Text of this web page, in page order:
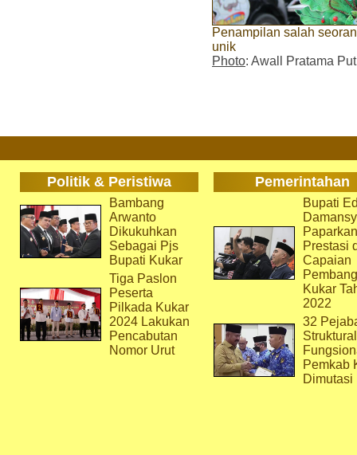
Penampilan salah
unik
Photo: Awall Pratama
Politik & Peristiwa Pemerintahan
Bambang
Arwanto
Dikukuhkan
Sebagai Pjs
Bupati Kukar
Tiga Paslon
Peserta
Pilkada Kukar
2024 Lakukan
Pencabutan
Nomor Urut
Bupati
Paparkan
Prestasi
Capaian
Kukar
2022
32
Pemkab
Dimutasi